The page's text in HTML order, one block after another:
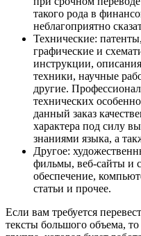
такого рода в
неблагоприятно
Технические:
графические и
инструкции,
техники, научные
другие.
технических
данный заказ
характера под силу
знаниями языка, а
Другое:
фильмы, веб-сайты и
обеспечение,
статьи и прочее.
Если вам требуется
тексты большого объема,